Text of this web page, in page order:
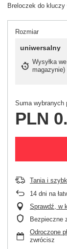
Breloczek do kluczy
Rozmiar
uniwersalny
Wysyłka
magazynie)
Suma wybranych
PLN
Tania i
14 dni na
Sprawdź, w
Bezpieczne
Odroczone
zwrócisz